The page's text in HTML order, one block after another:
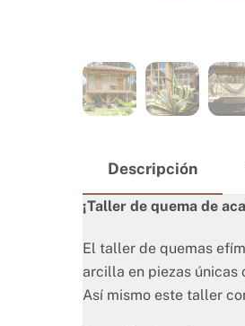
Descripción
¡Taller de quema de
El taller de quemas
arcilla en piezas
Así mismo este taller